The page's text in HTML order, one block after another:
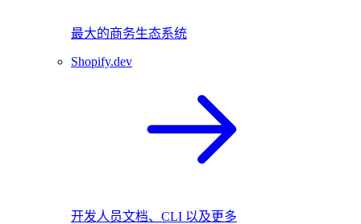
最大的商务生态系统
Shopify.dev
开发人员文档、CLI 以及更多